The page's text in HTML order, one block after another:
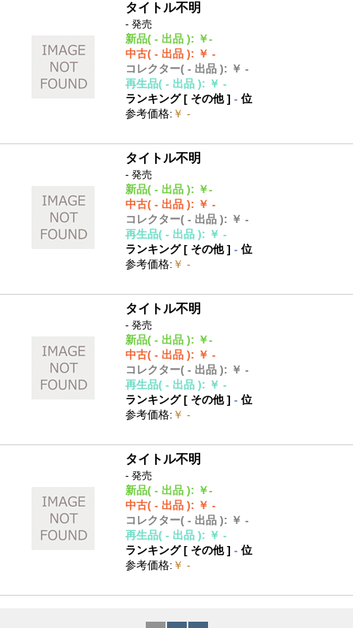
タイトル不明
- 発売
新品( - 出品 ): ￥-
中古( - 出品 ): ￥ -
コレクター( - 出品 ): ￥ -
再生品( - 出品 ): ￥ -
ランキング [ その他]- 位
参考価格: ￥ -
タイトル不明
- 発売
新品( - 出品 ): ￥-
中古( - 出品 ): ￥ -
コレクター( - 出品 ): ￥ -
再生品( - 出品 ): ￥ -
ランキング [ その他]- 位
参考価格: ￥ -
タイトル不明
- 発売
新品( - 出品 ): ￥-
中古( - 出品 ): ￥ -
コレクター( - 出品 ): ￥ -
再生品( - 出品 ): ￥ -
ランキング [ その他]- 位
参考価格: ￥ -
タイトル不明
- 発売
新品( - 出品 ): ￥-
中古( - 出品 ): ￥ -
コレクター( - 出品 ): ￥ -
再生品( - 出品 ): ￥ -
ランキング [ その他]- 位
参考価格: ￥ -